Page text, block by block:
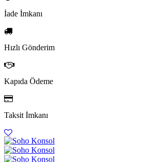
İade İmkanı
Hızlı Gönderim
Kapıda Ödeme
Taksit İmkanı